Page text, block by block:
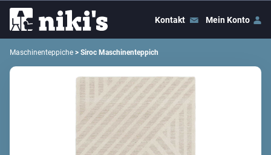
Kontakt Mein Konto
Maschinenteppiche > Siroc Maschinenteppich